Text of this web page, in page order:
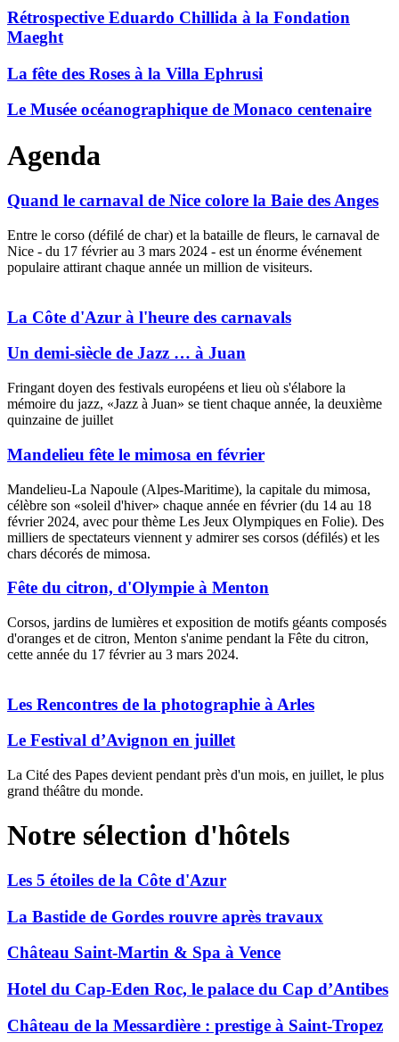
Rétrospective Eduardo Chillida à la Fondation
Maeght
La fête des Roses à la Villa Ephrusi
Le Musée océanographique de Monaco centenaire
Agenda
Quand le carnaval de Nice colore la Baie des Anges
Entre le corso (défilé de char) et la bataille de fleurs, le carnaval de
Nice - du 17 février au 3 mars 2024 - est un énorme événement
populaire attirant chaque année un million de visiteurs.
romance to enrich.
La Côte d'Azur à l'heure des carnavals
Un demi-siècle de Jazz … à Juan
Fringant doyen des festivals européens et lieu où s'élabore la
mémoire du jazz, «Jazz à Juan» se tient chaque année, la deuxième
quinzaine de juillet
Mandelieu fête le mimosa en février
Mandelieu-La Napoule (Alpes-Maritime), la capitale du mimosa,
célèbre son «soleil d'hiver» chaque année en février (du 14 au 18
février 2024, avec pour thème Les Jeux Olympiques en Folie). Des
milliers de spectateurs viennent y admirer ses corsos (défilés) et les
chars décorés de mimosa.
Fête du citron, d'Olympie à Menton
Corsos, jardins de lumières et exposition de motifs géants composés
d'oranges et de citron, Menton s'anime pendant la Fête du citron,
cette année du 17 février au 3 mars 2024.
necessario preparare una sorpresa perrepliche rolexil proprio
partner.
Les Rencontres de la photographie à Arles
Le Festival d’Avignon en juillet
La Cité des Papes devient pendant près d'un mois, en juillet, le plus
grand théâtre du monde.
Notre sélection d'hôtels
Les 5 étoiles de la Côte d'Azur
La Bastide de Gordes rouvre après travaux
Château Saint-Martin & Spa à Vence
Hotel du Cap-Eden Roc, le palace du Cap d’Antibes
Château de la Messardière : prestige à Saint-Tropez